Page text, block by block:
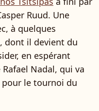
Ruud. Une
à quelques
dont il devient du
en espérant
Nadal, qui va
le tournoi du